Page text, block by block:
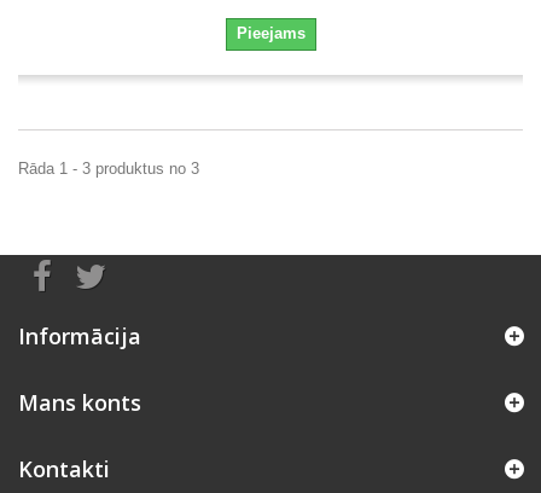
Pieejams
Rāda 1 - 3 produktus no 3
Informācija
Mans konts
Kontakti